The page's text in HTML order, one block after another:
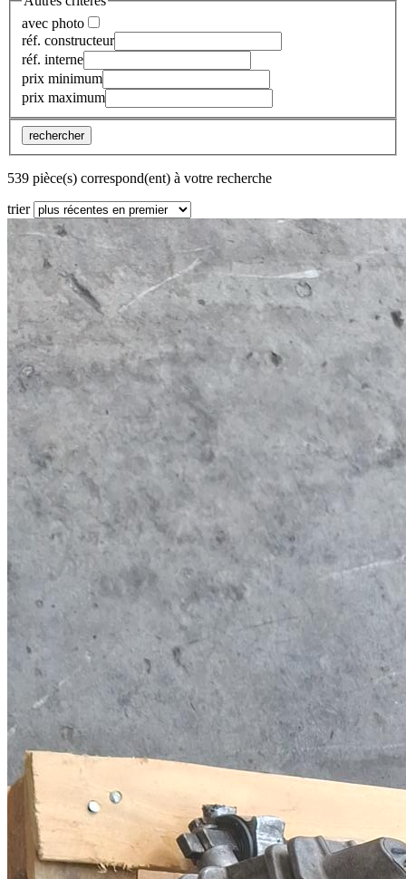
avec photo
réf. constructeur
réf. interne
prix minimum
prix maximum
rechercher
539 pièce(s) correspond(ent) à votre recherche
trier